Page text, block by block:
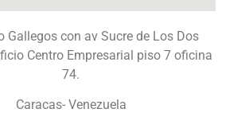
Gallegos con av Sucre de Los Dos
Centro Empresarial piso 7 oficina
74.
Caracas- Venezuela